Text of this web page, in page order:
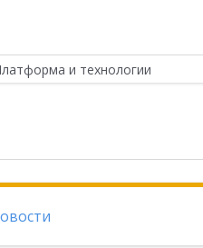
и технологии